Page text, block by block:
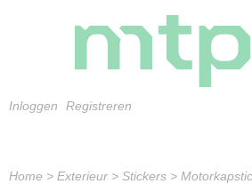
Inloggen Registreren
Home > Exterieur > Stickers >